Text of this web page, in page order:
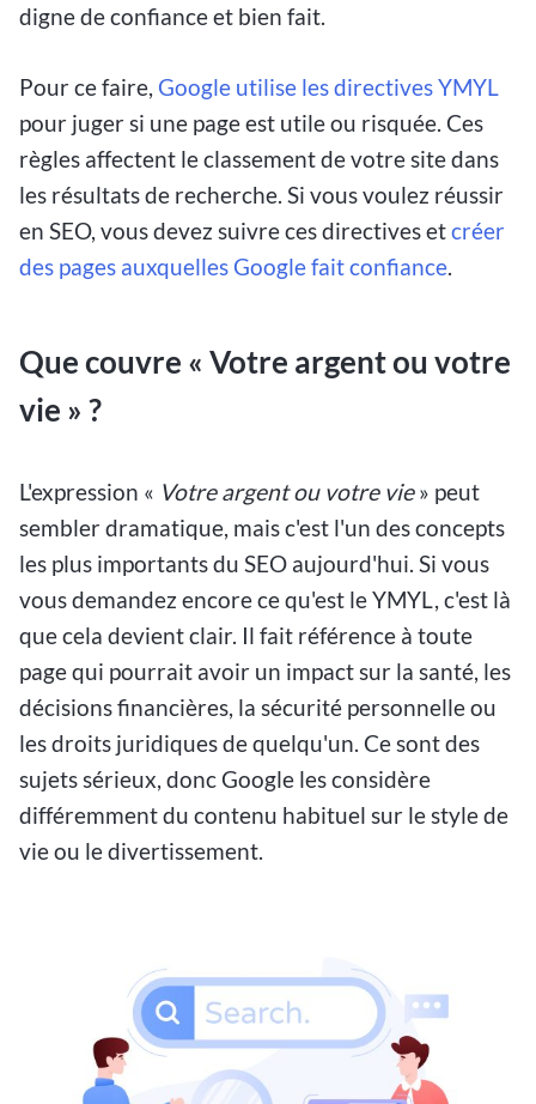
digne de confiance et bien fait.
Pour ce faire, Google utilise les directives YMYL
pour juger si une page est utile ou risquée. Ces
règles affectent le classement de votre site dans
les résultats de recherche. Si vous voulez réussir
en SEO, vous devez suivre ces directives etcréer
des pages auxquelles Google fait confiance
Que couvre « Votre argent ou votre
vie » ?
L'expression « Votre argent ou votre vie» peut
sembler dramatique, mais c'est l'un des concepts
les plus importants du SEO aujourd'hui. Si vous
vous demandez encore ce qu'est le YMYL, c'est là
que cela devient clair. Il fait référence à toute
page qui pourrait avoir un impact sur la santé, les
décisions financières, la sécurité personnelle ou
les droits juridiques de quelqu'un. Ce sont des
sujets sérieux, donc Google les considère
différemment du contenu habituel sur le style de
vie ou le divertissement.